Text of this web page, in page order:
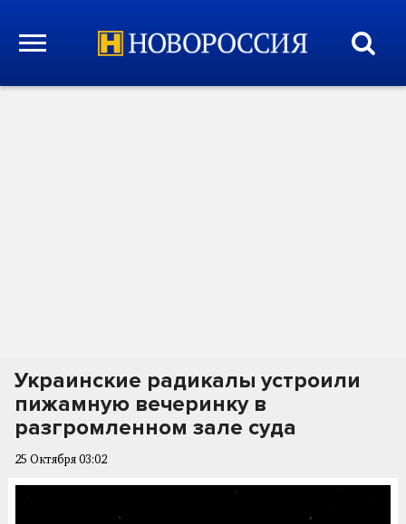
Украинские радикалы устроили
пижамную вечеринку в
разгромленном зале суда
25 Октября 03:02